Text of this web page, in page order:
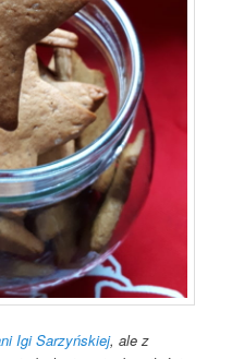
Igi Sarzyńskiej, ale z